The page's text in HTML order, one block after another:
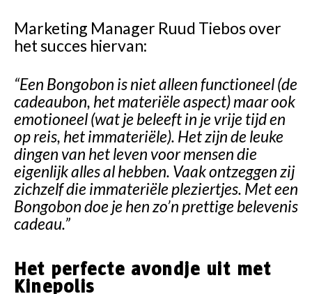
Marketing Manager Ruud Tiebos over
het succes hiervan:
“Een Bongobon is niet alleen functioneel (de
cadeaubon, het materiële aspect) maar ook
emotioneel (wat je beleeft in je vrije tijd en
op reis, het immateriële). Het zijn de leuke
dingen van het leven voor mensen die
eigenlijk alles al hebben. Vaak ontzeggen zij
zichzelf die immateriële pleziertjes. Met een
Bongobon doe je hen zo’n prettige belevenis
cadeau.”
Het perfecte avondje uit met
Kinepolis